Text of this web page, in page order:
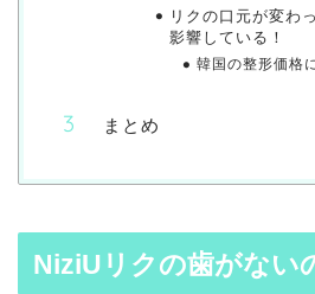
リクの口元が変わ
影響している！
韓国の整形価格
まとめ
NiziUリクの歯がない